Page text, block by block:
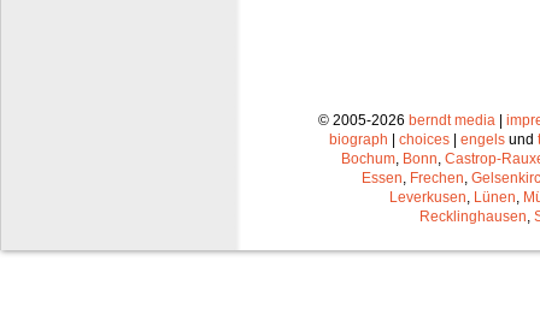
© 2005-2026 berndt media |
biograph | choices | engels und
Bochum Bonn Castrop-
Essen Frechen
Leverkusen Lünen
Recklinghausen